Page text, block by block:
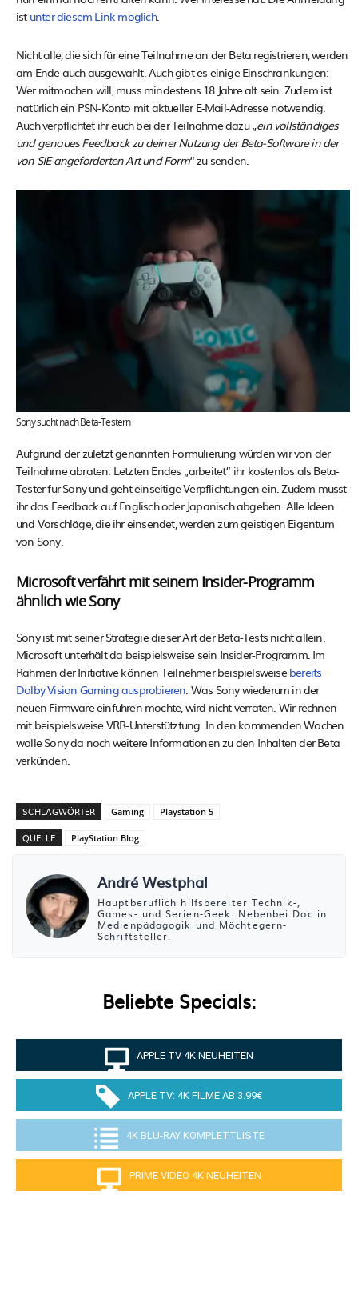
ist unter diesem Link möglich.
Nicht alle, die sich für eine Teilnahme an der Beta registrieren, werden
am Ende auch ausgewählt. Auch gibt es einige Einschränkungen:
Wer mitmachen will, muss mindestens 18 Jahre alt sein. Zudem ist
natürlich ein PSN-Konto mit aktueller E-Mail-Adresse notwendig.
Auch verpflichtet ihr euch bei der Teilnahme dazu „ein vollständiges
und genaues Feedback zu deiner Nutzung der Beta-Software in der
von SIE angeforderten Art und Form“ zu senden.
Sony sucht nach Beta-Testern
Aufgrund der zuletzt genannten Formulierung würden wir von der
Teilnahme abraten: Letzten Endes „arbeitet“ ihr kostenlos als Beta-
Tester für Sony und geht einseitige Verpflichtungen ein. Zudem müsst
ihr das Feedback auf Englisch oder Japanisch abgeben. Alle Ideen
und Vorschläge, die ihr einsendet, werden zum geistigen Eigentum
von Sony.
Microsoft verfährt mit seinem Insider-Programm
ähnlich wie Sony
Sony ist mit seiner Strategie dieser Art der Beta-Tests nicht allein.
Microsoft unterhält da beispielsweise sein Insider-Programm. Im
Rahmen der Initiative können Teilnehmer beispielsweisebereits
Dolby Vision Gaming ausprobieren. Was Sony wiederum in der
neuen Firmware einführen möchte, wird nicht verraten. Wir rechnen
mit beispielsweise VRR-Unterstütztung. In den kommenden Wochen
wolle Sony da noch weitere Informationen zu den Inhalten der Beta
verkünden.
SCHLAGWÖRTER Gaming Playstation 5
QUELLE PlayStation Blog
André Westphal
Hauptberuflich hilfsbereiter Technik-,
Games- und Serien-Geek. Nebenbei Doc in
Medienpädagogik und Möchtegern-
Schriftsteller.
Beliebte Specials:
APPLE TV 4K NEUHEITEN
APPLE TV: 4K FILME AB 3.99€
4K BLU-RAY KOMPLETTLISTE
PRIME VIDEO 4K NEUHEITEN